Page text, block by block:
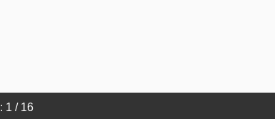
: 1 / 16